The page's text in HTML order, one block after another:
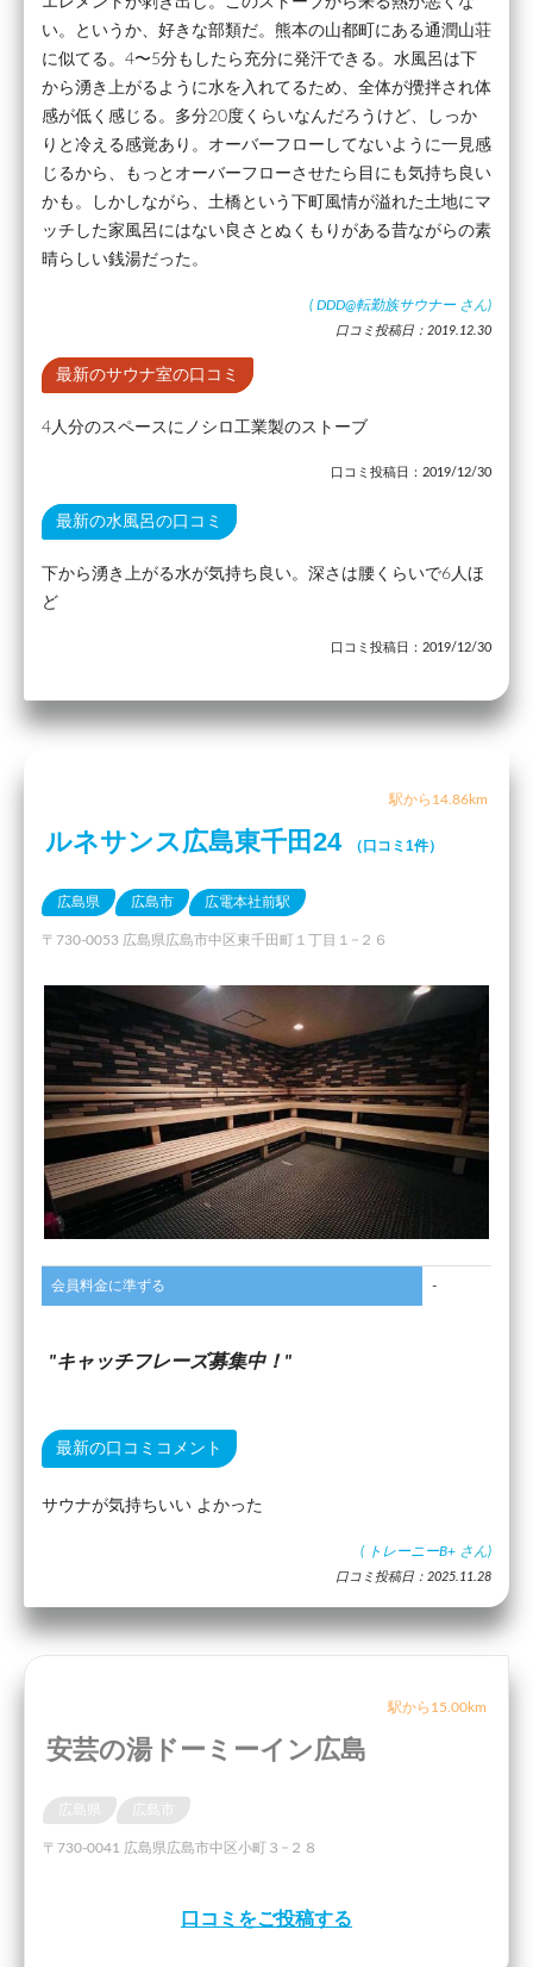
い。というか、好きな部類だ。熊本の山都町にある通潤山荘
に似てる。4〜5分もしたら充分に発汗できる。水風呂は下
から湧き上がるように水を入れてるため、全体が攪拌され体
感が低く感じる。多分20度くらいなんだろうけど、しっか
りと冷える感覚あり。オーバーフローしてないように一見感
じるから、もっとオーバーフローさせたら目にも気持ち良い
かも。しかしながら、土橋という下町風情が溢れた土地にマ
ッチした家風呂にはない良さとぬくもりがある昔ながらの素
晴らしい銭湯だった。
( DDD@転勤族サウナー さん)
口コミ投稿日：2019.12.30
最新のサウナ室の口コミ
4人分のスペースにノシロ工業製のストーブ
口コミ投稿日：2019/12/30
最新の水風呂の口コミ
下から湧き上がる水が気持ち良い。深さは腰くらいで6人ほ
ど
口コミ投稿日：2019/12/30
駅から14.86km
ルネサンス広島東千田24 （口コミ1件）
広島県 広島市 広電本社前駅
〒730-0053 広島県広島市中区東千田町１丁目１−２６
会員料金に準ずる -
キャッチフレーズ募集中！
最新の口コミコメント
サウナが気持ちいい よかった
( トレーニーB+ さん)
口コミ投稿日：2025.11.28
駅から15.00km
安芸の湯ドーミーイン広島
広島県 広島市
〒730-0041 広島県広島市中区小町３−２８
口コミをご投稿する